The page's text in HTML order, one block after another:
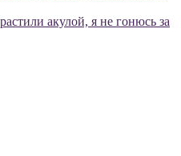
акулой, я не гонюсь за